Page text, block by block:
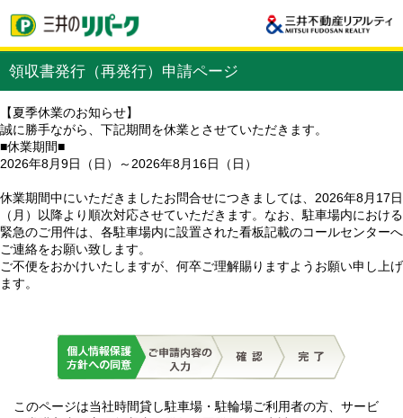
領収書発行（再発行）申請ページ
【夏季休業のお知らせ】
誠に勝手ながら、下記期間を休業とさせていただきます。
■休業期間■
2026年8月9日（日）～2026年8月16日（日）
休業期間中にいただきましたお問合せにつきましては、2026年8月17日
（月）以降より順次対応させていただきます。なお、駐車場内における
緊急のご用件は、各駐車場内に設置された看板記載のコールセンターへ
ご連絡をお願い致します。
ご不便をおかけいたしますが、何卒ご理解賜りますようお願い申し上げ
ます。
このページは当社時間貸し駐車場・駐輪場ご利用者の方、サービ